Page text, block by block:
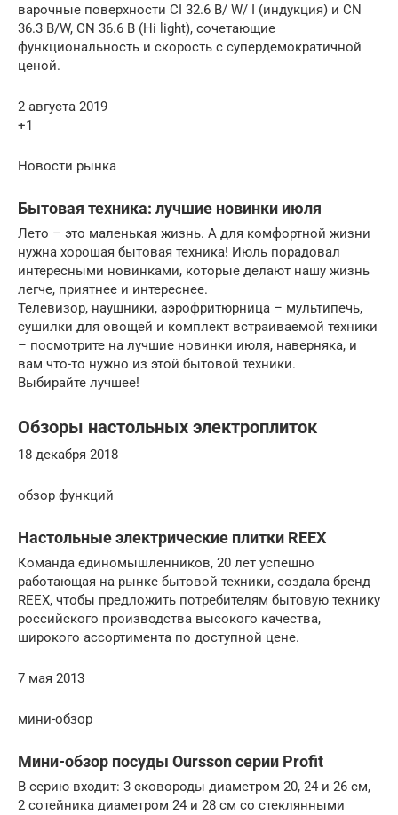
варочные поверхности CI 32.6 B/ W/ I (индукция) и CN
36.3 B/W, CN 36.6 B (Hi light), сочетающие
функциональность и скорость с супердемократичной
ценой.
2 августа 2019
+1
Новости рынка
Бытовая техника: лучшие новинки июля
Лето – это маленькая жизнь. А для комфортной жизни
нужна хорошая бытовая техника! Июль порадовал
интересными новинками, которые делают нашу жизнь
легче, приятнее и интереснее.
Телевизор, наушники, аэрофритюрница – мультипечь,
сушилки для овощей и комплект встраиваемой техники
– посмотрите на лучшие новинки июля, наверняка, и
вам что-то нужно из этой бытовой техники.
Выбирайте лучшее!
Обзоры настольных электроплиток
18 декабря 2018
обзор функций
Настольные электрические плитки REEX
Команда единомышленников, 20 лет успешно
работающая на рынке бытовой техники, создала бренд
REEX, чтобы предложить потребителям бытовую технику
российского производства высокого качества,
широкого ассортимента по доступной цене.
7 мая 2013
мини-обзор
Мини-обзор посуды Oursson серии Profit
В серию входит: 3 сковороды диаметром 20, 24 и 26 см,
2 сотейника диаметром 24 и 28 см со стеклянными